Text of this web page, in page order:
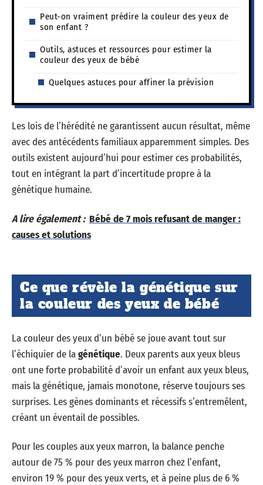
Peut-on vraiment prédire la couleur des yeux de
son enfant ?
Outils, astuces et ressources pour estimer la
couleur des yeux de bébé
Quelques astuces pour affiner la prévision
Les lois de l’hérédité ne garantissent aucun résultat, même
avec des antécédents familiaux apparemment simples. Des
outils existent aujourd’hui pour estimer ces probabilités,
tout en intégrant la part d’incertitude propre à la
génétique humaine.
A lire également : Bébé de 7 mois refusant de manger :
causes et solutions
Ce que révèle la génétique sur
la couleur des yeux de bébé
La couleur des yeux d’un bébé se joue avant tout sur
l’échiquier de lagénétique. Deux parents aux yeux bleus
ont une forte probabilité d’avoir un enfant aux yeux bleus,
mais la génétique, jamais monotone, réserve toujours ses
surprises. Les gènes dominants et récessifs s’entremêlent,
créant un éventail de possibles.
Pour les couples aux yeux marron, la balance penche
autour de 75 % pour des yeux marron chez l’enfant,
environ 19 % pour des yeux verts, et à peine plus de 6 %